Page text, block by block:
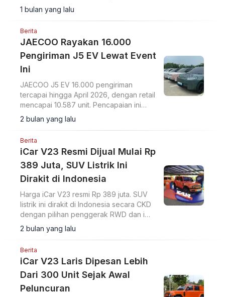
anda khususnya wanita yang berjiwa
classy, compact, Sporty dan elegant.
1 bulan yang lalu
Berita
JAECOO Rayakan 16.000
Pengiriman J5 EV Lewat Event
Ini
JAECOO J5 EV 16.000 pengiriman
tercapai hingga April 2026, dengan retail
mencapai 10.587 unit. Pencapaian ini
dirayakan melalui acara Weekend Drive
di Pantai Indah Kapuk.
2 bulan yang lalu
Berita
iCar V23 Resmi Dijual Mulai Rp
389 Juta, SUV Listrik Ini
Dirakit di Indonesia
Harga iCar V23 resmi Rp 389 juta. SUV
listrik ini dirakit di Indonesia secara CKD
dengan pilihan penggerak RWD dan iWD
serta jarak tempuh hingga 430 km.
2 bulan yang lalu
Berita
iCar V23 Laris Dipesan Lebih
Dari 300 Unit Sejak Awal
Peluncuran